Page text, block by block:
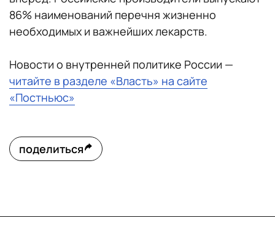
86% наименований перечня жизненно
необходимых и важнейших лекарств.
Новости о внутренней политике России —
читайте в разделе «Власть» на сайте
«Постньюс»
поделиться